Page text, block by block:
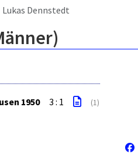
Lukas Dennstedt
1950 3 : 1 (1)